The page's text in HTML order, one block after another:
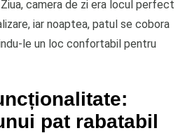
camera de zi era locul perfect
iar noaptea, patul se cobora
le un loc confortabil pentru
pat rabatabil